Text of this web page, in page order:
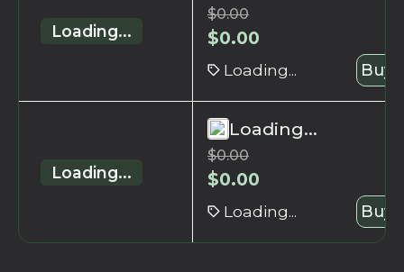
Loading...
$0.00
$0.00
Loading... Buy
Loading...
Loading...
$0.00
$0.00
Loading... Buy